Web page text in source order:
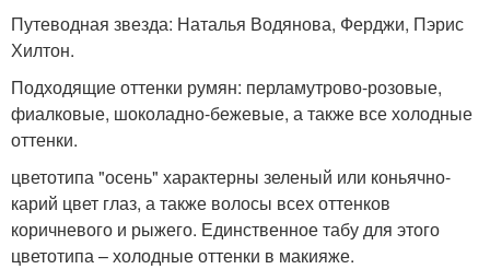
Путеводная звезда: Наталья Водянова, Ферджи, Пэрис
Хилтон.
Подходящие оттенки румян: перламутрово-розовые,
фиалковые, шоколадно-бежевые, а также все холодные
оттенки.
цветотипа "осень" характерны зеленый или коньячно-
карий цвет глаз, а также волосы всех оттенков
коричневого и рыжего. Единственное табу для этого
цветотипа – холодные оттенки в макияже.